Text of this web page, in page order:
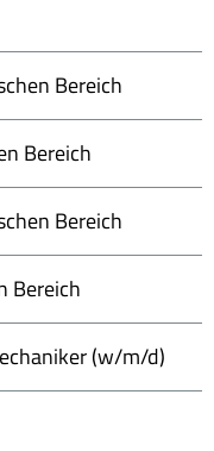
Bereich
Bereich
Bereich
Bereich
(w/m/d)